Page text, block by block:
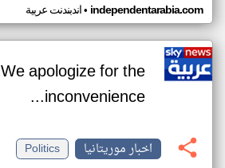
اندبندنت عربية• independentarabia.com
We apologize for the
inconvenience...
اخبار موريتانيا
Politics